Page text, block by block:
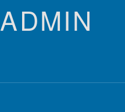
ADMIN